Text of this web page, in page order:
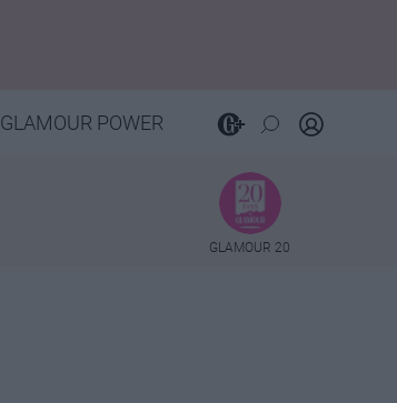
GLAMOUR POWER
GLAMOUR 20